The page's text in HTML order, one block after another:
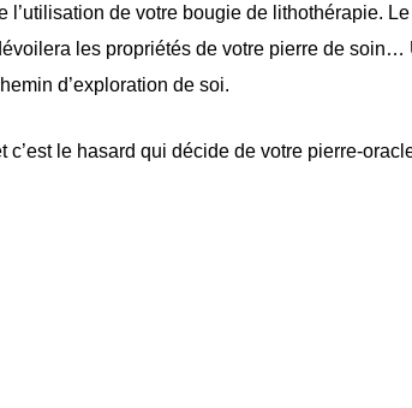
de votre bougie de lithothérapie.
les propriétés de votre pierre de
d’exploration de soi.
le hasard qui décide de votre pierre-